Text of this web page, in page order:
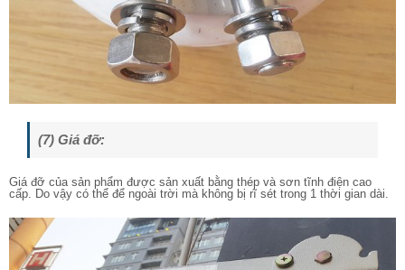
(7) Giá đỡ:
Giá đỡ của sản phẩm được sản xuất bằng thép và sơn tĩnh điện cao
cấp. Do vậy có thể để ngoài trời mà không bị rĩ sét trong 1 thời gian dài.